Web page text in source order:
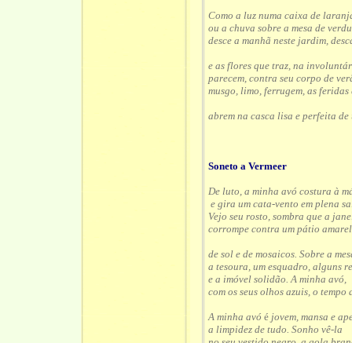
Como a luz numa caixa de
ou a chuva sobre a mesa de
desce a manhã neste jardim,
e as flores que traz, na
parecem, contra seu corpo de
musgo, limo, ferrugem, as feridas
abrem na casca lisa e perfeita de
Soneto a Vermeer
De luto, a minha avó costura à
e gira um cata-vento em plena
Vejo seu rosto, sombra que a
corrompe contra um pátio
de sol e de mosaicos. Sobre a
a tesoura, um esquadro, alguns
e a imóvel solidão. A minha avó,
com os seus olhos azuis, o tempo
A minha avó é jovem, mansa e
a limpidez de tudo. Sonho vê-la